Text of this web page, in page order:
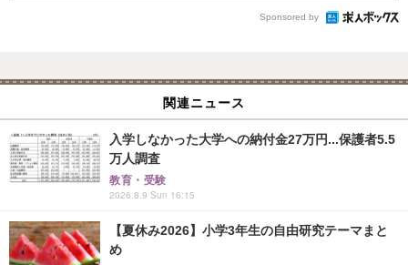
Sponsored by
関連ニュース
入学しなかった大学への納付金27万円...保護者5.5
万人調査
教育・受験
2026.8.9 Sun 16:15
【夏休み2026】小学3年生の自由研究テーマまと
め